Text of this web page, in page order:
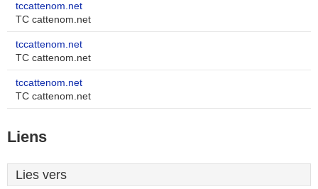
tccattenom.net
TC cattenom.net
tccattenom.net
TC cattenom.net
tccattenom.net
TC cattenom.net
Liens
Lies vers